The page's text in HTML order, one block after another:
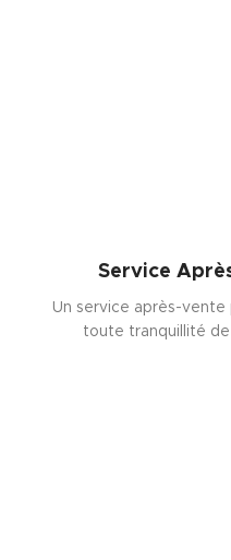
Service
Un service après-
toute tranquillité de